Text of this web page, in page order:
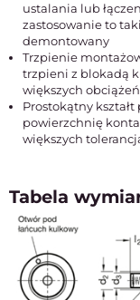
ustalania lub
zastosowanie to
demontowany
Trzpienie
trzpieni z blokadą
większych
Prostokątny
powierzchnię
większych
Tabela